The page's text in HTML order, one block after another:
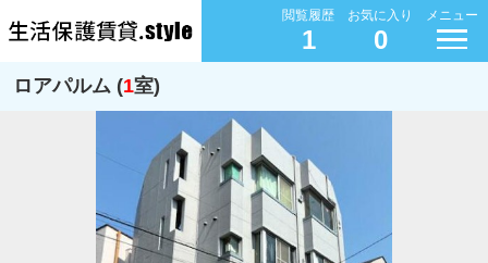
閲覧履歴
1
お気に入り
0
メニュー
ロアパルム (1室)